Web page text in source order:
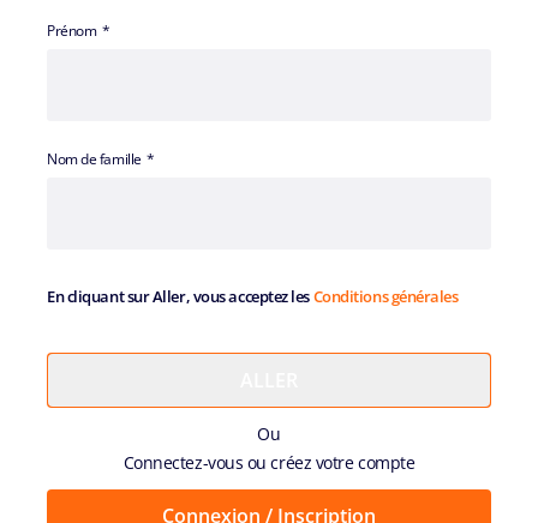
Prénom
Nom de famille
En cliquant sur Aller, vous acceptez lesConditions générales
Ou
Connectez-vous ou créez votre compte
Connexion / Inscription